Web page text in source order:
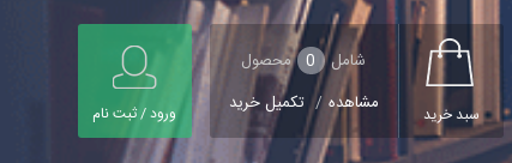
سبد خرید
شامل 0 محصول
مشاهده / تکمیل خرید ورود / ثبت نام